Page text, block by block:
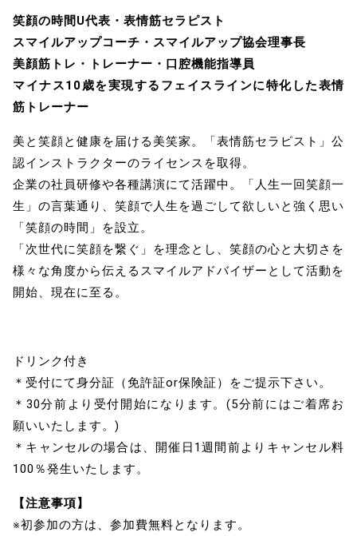
笑顔の時間U代表・表情筋セラピスト
スマイルアップコーチ・スマイルアップ協会理事長
美顔筋トレ・トレーナー・口腔機能指導員
マイナス10歳を実現するフェイスラインに特化した表情
筋トレーナー
美と笑顔と健康を届ける美笑家。「表情筋セラピスト」公
認インストラクターのライセンスを取得。
企業の社員研修や各種講演にて活躍中。「人生一回笑顔一
生」の言葉通り、笑顔で人生を過ごして欲しいと強く思い
「笑顔の時間」を設立。
「次世代に笑顔を繋ぐ」を理念とし、笑顔の心と大切さを
様々な角度から伝えるスマイルアドバイザーとして活動を
開始、現在に至る。
ドリンク付き
＊受付にて身分証（免許証or保険証）をご提示下さい。
＊30分前より受付開始になります。(5分前にはご着席お
願いいたします。)
＊キャンセルの場合は、開催日1週間前よりキャンセル料
100％発生いたします。
【注意事項】
※初参加の方は、参加費無料となります。